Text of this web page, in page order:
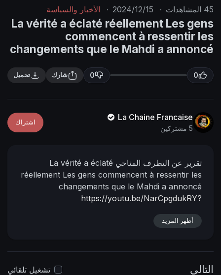
a
u
t
e
t
i
g
P
n
t
e
r
u
l
c
45 المشاهدات ·
2024/12/15
· الأخبار والسياسة
La vérité a éclaté réellement Les gens
commencent à ressentir les
changements que le Mahdi a annoncé
0
0 شارك تحميل
La Chaine Francaise
5 مشتركين
اشتراك
تقرير عن التطرف المناخي La vérité a éclaté
réellement Les gens commencent à ressentir les
changements que le Mahdi a annoncé
https://youtu.be/NarCpgdukRY?
أظهر المزيد
التالي تشغيل تلقائي